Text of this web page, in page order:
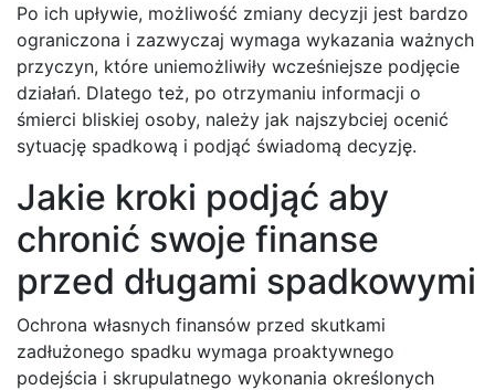
Po ich upływie, możliwość zmiany decyzji jest bardzo
ograniczona i zazwyczaj wymaga wykazania ważnych
przyczyn, które uniemożliwiły wcześniejsze podjęcie
działań. Dlatego też, po otrzymaniu informacji o
śmierci bliskiej osoby, należy jak najszybciej ocenić
sytuację spadkową i podjąć świadomą decyzję.
Jakie kroki podjąć aby
chronić swoje finanse
przed długami spadkowymi
Ochrona własnych finansów przed skutkami
zadłużonego spadku wymaga proaktywnego
podejścia i skrupulatnego wykonania określonych